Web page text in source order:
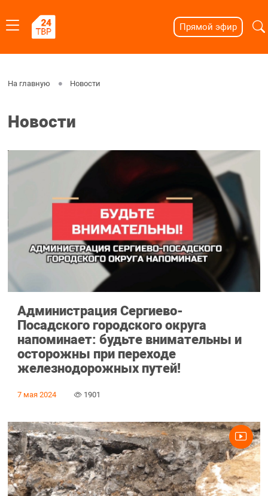
Прямой эфир
На главную Новости
Новости
Администрация Сергиево-
Посадского городского округа
напоминает: будьте внимательны и
осторожны при переходе
железнодорожных путей!
7 мая 2024 1901